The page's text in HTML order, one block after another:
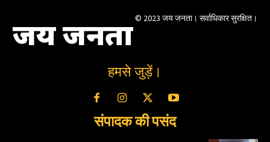
जय जनता © 2023 जय जनता। सर्वाधिकार सुरक्षित।
हमसे जुड़ें।
संपादक की पसंद